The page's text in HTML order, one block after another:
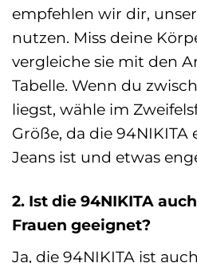
empfehlen wir dir,
nutzen. Miss deine
vergleiche sie mit den
Tabelle. Wenn du
liegst, wähle im
Größe, da die
Jeans ist und etwas
2. Ist die 94NIKITA
Frauen geeignet?
Ja, die 94NIKITA ist